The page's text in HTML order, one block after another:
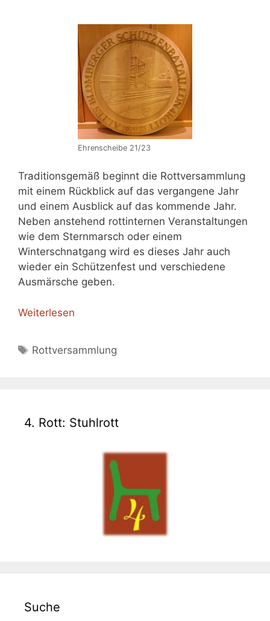
Ehrenscheibe 21/23
Traditionsgemäß beginnt die Rottversammlung
mit einem Rückblick auf das vergangene Jahr
und einem Ausblick auf das kommende Jahr.
Neben anstehend rottinternen Veranstaltungen
wie dem Sternmarsch oder einem
Winterschnatgang wird es dieses Jahr auch
wieder ein Schützenfest und verschiedene
Ausmärsche geben.
Weiterlesen
Schlagwörter
Rottversammlung
4. Rott: Stuhlrott
Suche